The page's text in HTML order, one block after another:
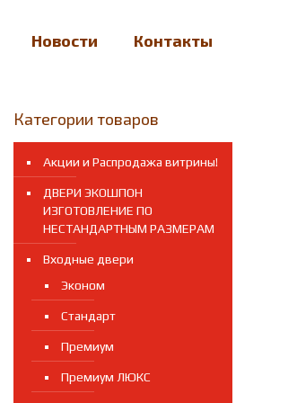
Новости Контакты
Категории товаров
Акции и Распродажа витрины!
ДВЕРИ ЭКОШПОН
ИЗГОТОВЛЕНИЕ ПО
НЕСТАНДАРТНЫМ РАЗМЕРАМ
Входные двери
Эконом
Стандарт
Премиум
Премиум ЛЮКС